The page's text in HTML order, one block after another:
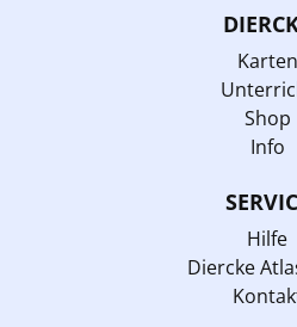
Karten
Shop
Info
Hilfe
Diercke